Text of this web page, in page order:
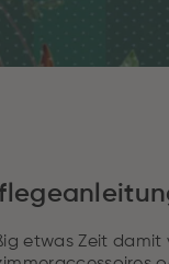
etwas Zeit